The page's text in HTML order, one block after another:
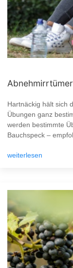
Hartnäckig hält sich
Übungen ganz
werden bestimmte
Bauchspeck –
weiterlesen